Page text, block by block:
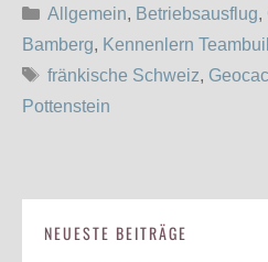
Kategorien
Allgemein, Betriebsausflug,
Bamberg, Kennenlern
Schlagwörter
fränkische Schweiz,
Pottenstein
NEUESTE BEITRÄGE